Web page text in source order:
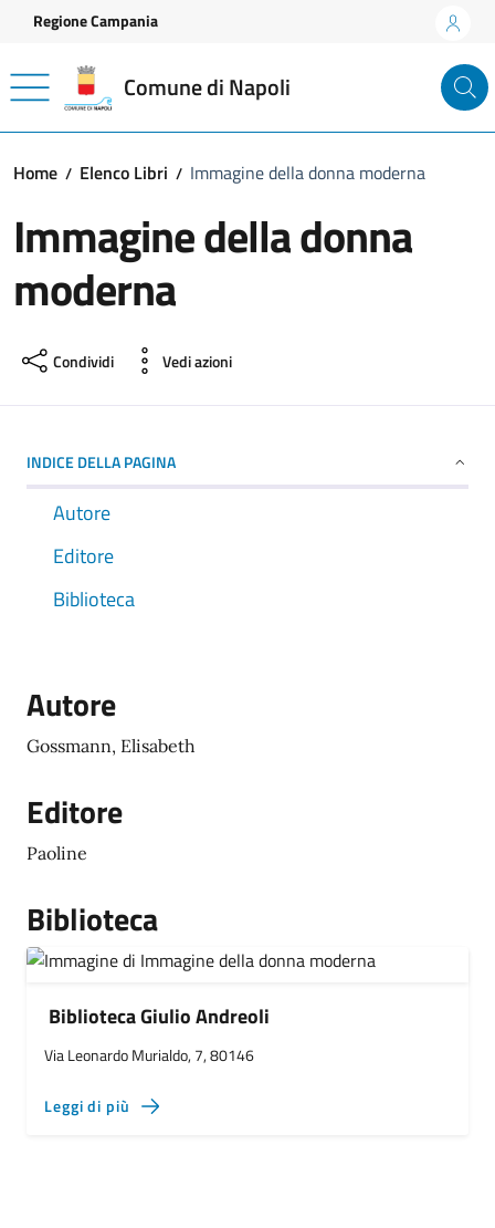
Vai ai contenuti
Vai al footer
Regione Campania
Comune di Napoli
Home Elenco Libri Immagine della donna moderna
Immagine della donna
moderna
Condividi Vedi azioni
INDICE DELLA PAGINA
Autore
Editore
Biblioteca
Autore
Gossmann, Elisabeth
Editore
Paoline
Biblioteca
Biblioteca Giulio Andreoli
Via Leonardo Murialdo, 7, 80146
Leggi di più